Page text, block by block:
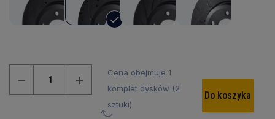
Cena obejmuje 1
komplet dysków (2
sztuki)
Do koszyka